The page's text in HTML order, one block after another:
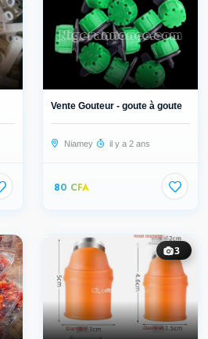
Vente Gouteur - goute à goute
Niamey il y a 2 ans
80 CFA
3